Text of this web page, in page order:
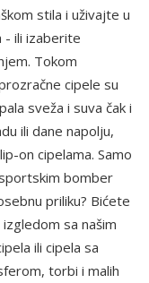
stila i uživajte u
- ili izaberite
Tokom
cipele su
sveža i suva čak i
ili dane napolju,
on cipelama. Samo
bomber
priliku? Bićete
sa našim
ili cipela sa
torbi i malih